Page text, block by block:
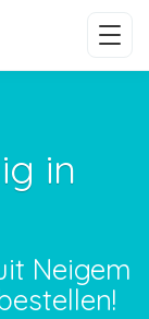
in
Neigem